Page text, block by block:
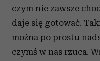
czym nie zawsze
daje się gotować.
można po prostu
czymś w nas rzuca.